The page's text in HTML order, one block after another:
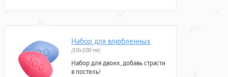
Набор для влюбленных
(10х100 мг)
Набор для двоих, добавь страсти
в постель!